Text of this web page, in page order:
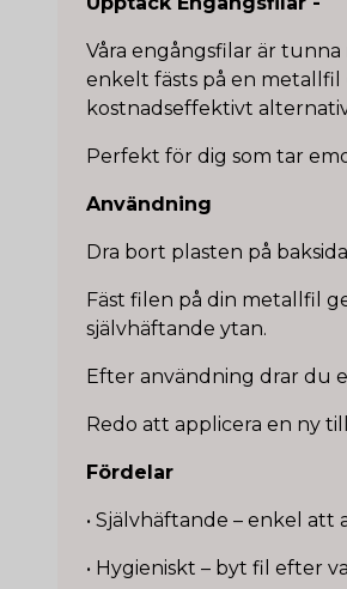
Våra engångsfilar är
enkelt fästs på en metallfil
kostnadseffektivt
Perfekt för dig som tar
Användning
Dra bort plasten på
Fäst filen på din metallfil
självhäftande ytan.
Efter användning drar du
Redo att applicera en ny
Fördelar
• Självhäftande – enkel att
• Hygieniskt – byt fil efter